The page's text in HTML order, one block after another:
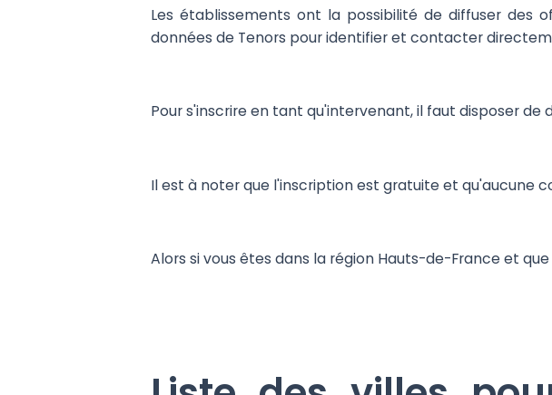
Les établissements ont la possibilité de diffuser des
données de Tenors pour identifier et contacter
Pour s'inscrire en tant qu'intervenant, il faut disposer de
Il est à noter que l'inscription est gratuite et qu'aucune
Alors si vous êtes dans la région Hauts-de-France et